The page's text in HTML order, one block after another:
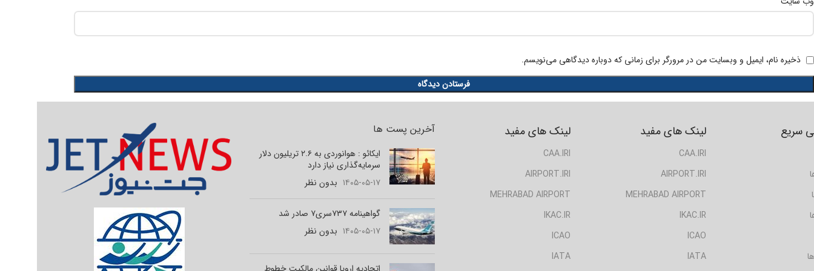
ذخیره نام، ایمیل و وبسایت من در مرورگر برای زمانی که دوباره دیدگاهی می‌نویسم.
آخرین پست ها
ایکائو : هوانوردی به ۲.۶ تریلیون دلار
سرمایه‌گذاری نیاز دارد
۱۴۰۵-۰۵-۱۷ بدون نظر
گواهینامه ۷۳۷سری۷ صادر شد
۱۴۰۵-۰۵-۱۷ بدون نظر
لینک های مفید
CAA.IRI
AIRPORT.IRI
MEHRABAD AIRPORT
IKAC.IR
ICAO
IATA
لینک های مفید
CAA.IRI
AIRPORT.IRI
MEHRABAD AIRPORT
IKAC.IR
ICAO
IATA
سریع